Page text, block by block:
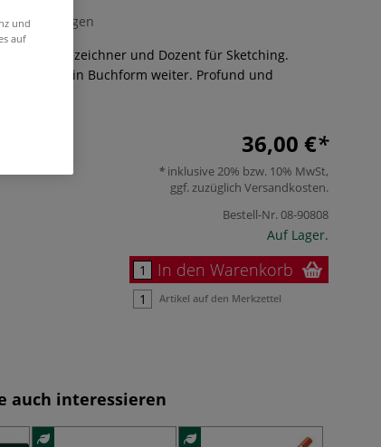
0 Bewertungen
Reisezeichner und Dozent für Sketching.
Erfahrung in Buchform weiter. Profund und
36,00 €
inklusive 20% bzw. 10% MwSt,
ggf. zuzüglich Versandkosten.
Bestell-Nr.08-90808
Auf Lager.
In den Warenkorb
Artikel auf den Merkzettel
auch interessieren
und
auf